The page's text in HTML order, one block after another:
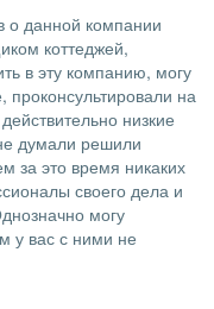
о данной компании
коттеджей,
в эту компанию, могу
проконсультировали на
низкие
думали решили
за это время никаких
своего дела и
могу
у вас с ними не